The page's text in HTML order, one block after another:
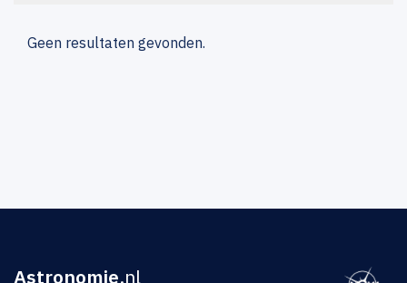
Geen resultaten gevonden.
Astronomie.nl